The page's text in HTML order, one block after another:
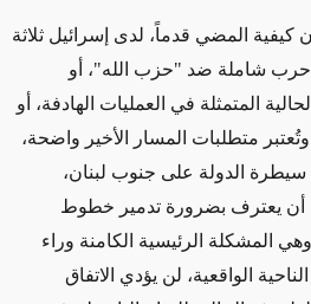
كيفية المضي قدماً، لدى إسرائيل ثلاثة
حرب شاملة ضد "حزب الله"، أو
المتمثلة في العمليات الهادفة، أو
متطلبات المسار الأخير واضحة،
سيطرة الدولة على جنوب لبنان،
أن يعترف بضرورة تدمير خطوط
وهي المشكلة الرئيسية الكامنة وراء
الواقعية، لن يؤدي الاتفاق